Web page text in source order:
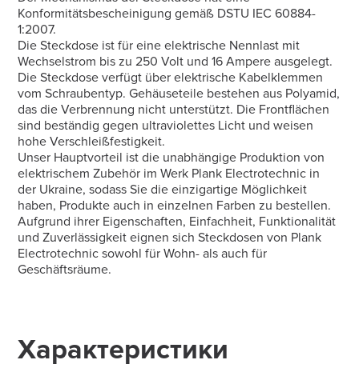
Konformitätsbescheinigung gemäß DSTU IEC 60884-
1:2007.
Die Steckdose ist für eine elektrische Nennlast mit
Wechselstrom bis zu 250 Volt und 16 Ampere ausgelegt.
Die Steckdose verfügt über elektrische Kabelklemmen
vom Schraubentyp. Gehäuseteile bestehen aus Polyamid,
das die Verbrennung nicht unterstützt. Die Frontflächen
sind beständig gegen ultraviolettes Licht und weisen
hohe Verschleißfestigkeit.
Unser Hauptvorteil ist die unabhängige Produktion von
elektrischem Zubehör im Werk Plank Electrotechnic in
der Ukraine, sodass Sie die einzigartige Möglichkeit
haben, Produkte auch in einzelnen Farben zu bestellen.
Aufgrund ihrer Eigenschaften, Einfachheit, Funktionalität
und Zuverlässigkeit eignen sich Steckdosen von Plank
Electrotechnic sowohl für Wohn- als auch für
Geschäftsräume.
Характеристики